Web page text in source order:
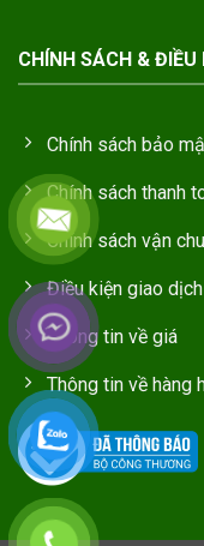
CHÍNH SÁCH & ĐIỀU
Chính sách bảo
Chính sách thanh
Chính sách vận
Điều kiện giao
Thông tin về giá
Thông tin về hàng